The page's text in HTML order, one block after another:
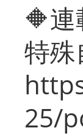
🔶
特殊
25/